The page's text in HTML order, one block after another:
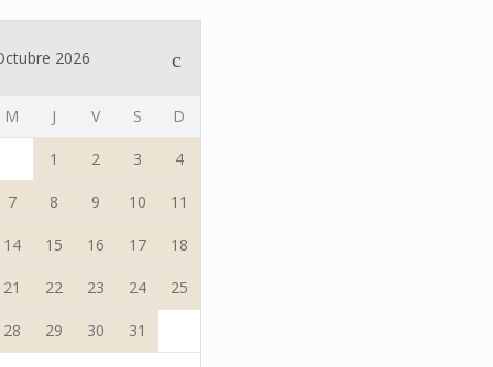
2026
M J V S D
1 2 3 4
7 8 9 10 11
14 15 16 17 18
21 22 23 24 25
28 29 30 31